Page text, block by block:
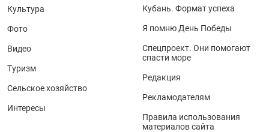
Культура
Фото
Видео
Туризм
Сельское хозяйство
Интересы
Кубань. Формат успеха
Я помню День Победы
Спецпроект. Они помогают
спасти море
Редакция
Рекламодателям
Правила использования
материалов сайта